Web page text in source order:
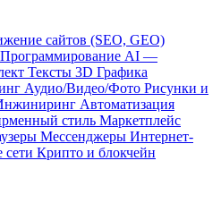
сайтов (SEO, GEO)
Программирование AI —
Тексты 3D Графика
Аудио/Видео/Фото Рисунки и
Автоматизация
стиль Маркетплейс
Мессенджеры Интернет-
Крипто и блокчейн